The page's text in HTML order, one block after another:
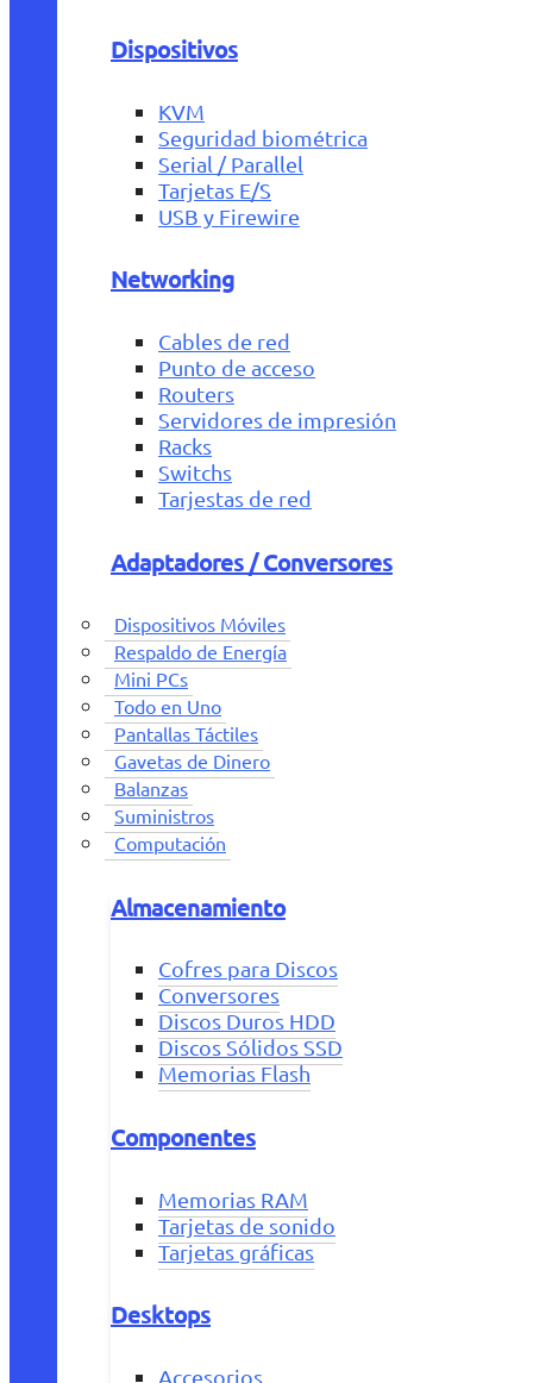
Dispositivos
KVM
Seguridad biométrica
Serial / Parallel
Tarjetas E/S
USB y Firewire
Networking
Cables de red
Punto de acceso
Routers
Servidores de impresión
Racks
Switchs
Tarjestas de red
Adaptadores / Conversores
Dispositivos Móviles
Respaldo de Energía
Mini PCs
Todo en Uno
Pantallas Táctiles
Gavetas de Dinero
Balanzas
Suministros
Computación
Almacenamiento
Cofres para Discos
Conversores
Discos Duros HDD
Discos Sólidos SSD
Memorias Flash
Componentes
Memorias RAM
Tarjetas de sonido
Tarjetas gráficas
Desktops
Accesorios